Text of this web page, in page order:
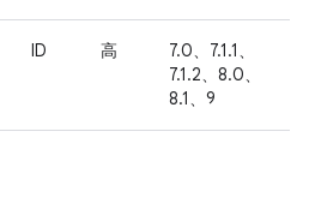
ID 高
7.0、7.1.1、
7.1.2、8.0、
8.1、9